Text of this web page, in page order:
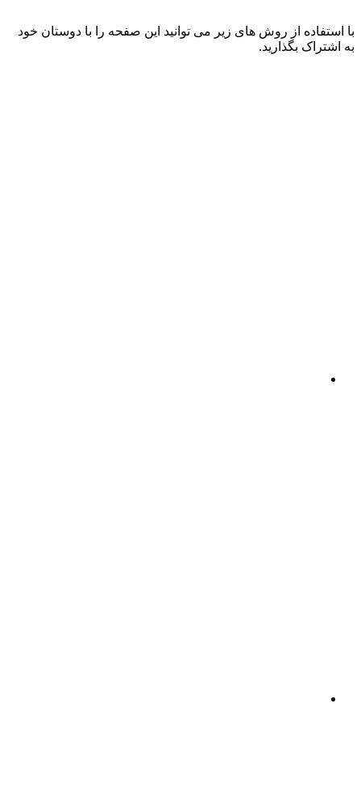
با استفاده از روش های زیر می توانید این صفحه را با دوستان خود
به اشتراک بگذارید.